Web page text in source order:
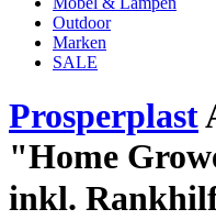
Outdoor
Marken
SALE
Prosperplast
"Home
inkl.